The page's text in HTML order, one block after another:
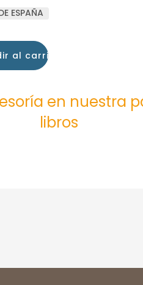
ESPAÑA
al carrito
en nuestra
libros